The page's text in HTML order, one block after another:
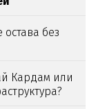
остава без
Кардам или